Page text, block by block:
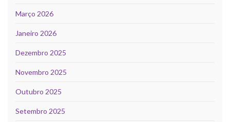
Março 2026
Janeiro 2026
Dezembro 2025
Novembro 2025
Outubro 2025
Setembro 2025